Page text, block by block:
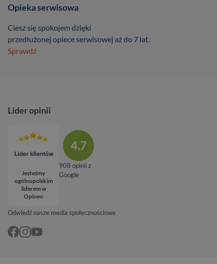
Opieka serwisowa
Ciesz się spokojem dzięki
przedłużonej opiece serwisowej aż do 7 lat.
Sprawdź
Odwiedź nasze media społecznościowe
Lider opinii
Jesteśmy
ogólnopolskim
liderem w
Opineo
4.7
908 opinii z
Google